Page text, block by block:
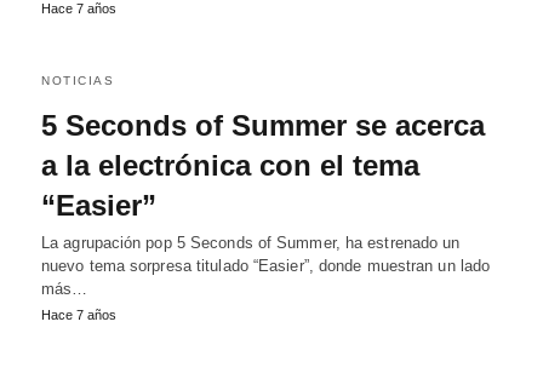
Hace 7 años
NOTICIAS
5 Seconds of Summer se acerca
a la electrónica con el tema
“Easier”
La agrupación pop 5 Seconds of Summer, ha estrenado un
nuevo tema sorpresa titulado “Easier”, donde muestran un lado
más…
Hace 7 años